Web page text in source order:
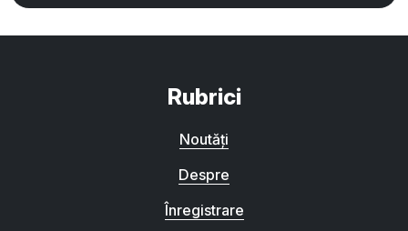
Rubrici
Noutăți
Despre
Înregistrare